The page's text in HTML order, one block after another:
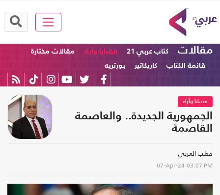
مقالات كتاب عربي 21 قضايا وآراء
مقالات مختارة
قائمة الكتاب
كاريكاتير بورتريه
قضايا وآراء
الجمهورية الجديدة.. والعاصمة
القاصمة
قطب العربي
07-Apr-24 03:07 PM